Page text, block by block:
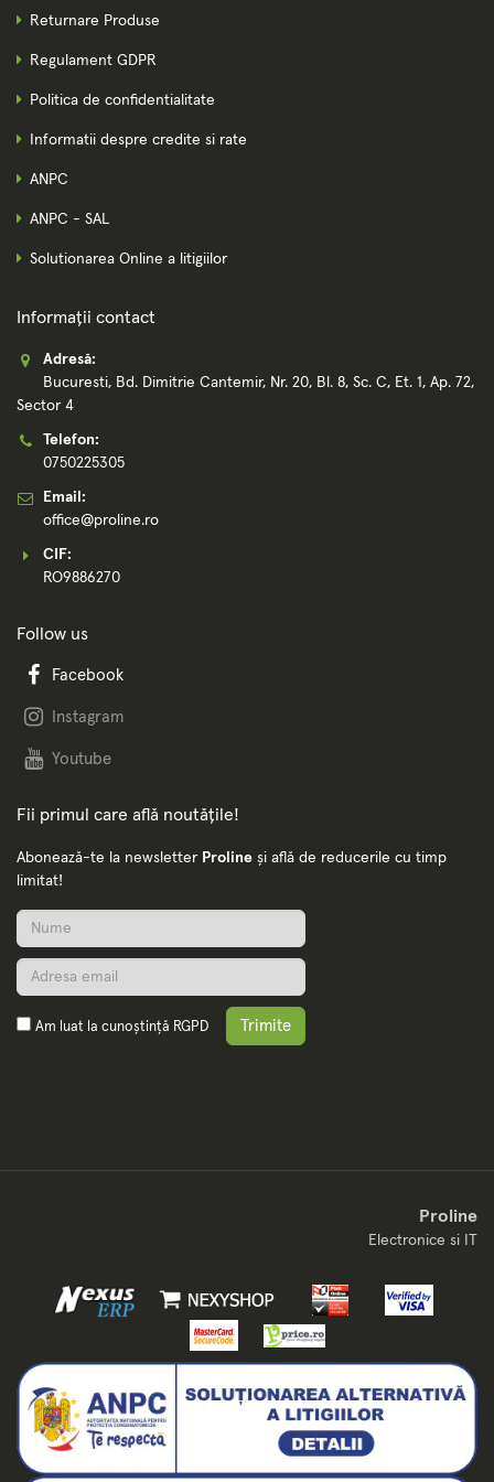
Returnare Produse
Regulament GDPR
Politica de confidentialitate
Informatii despre credite si rate
ANPC
ANPC - SAL
Solutionarea Online a litigiilor
Informații contact
Adresă:
Bucuresti, Bd. Dimitrie Cantemir, Nr. 20, Bl. 8, Sc. C, Et. 1, Ap. 72,
Sector 4
Telefon:
0750225305
Email:
office@proline.ro
CIF:
RO9886270
Follow us
Facebook
Instagram
Youtube
Fii primul care află noutățile!
Abonează-te la newsletter Proline și află de reducerile cu timp
limitat!
Am luat la cunoștință RGPD Trimite
Proline
Electronice si IT